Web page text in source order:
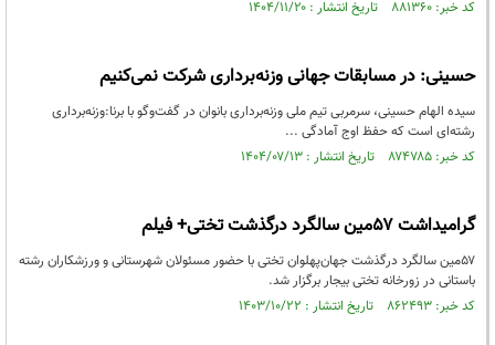
کد خبر: ۸۸۱۳۶۰ تاریخ انتشار : ۱۴۰۴/۱۱/۲۰
حسینی: در مسابقات جهانی وزنه‌برداری شرکت نمی‌کنیم
سیده الهام حسینی، سرمربی تیم ملی وزنه‌برداری بانوان در گفت‌وگو با برنا:وزنه‌برداری
رشته‌ای است که حفظ اوج آمادگی ...
کد خبر: ۸۷۴۷۸۵ تاریخ انتشار : ۱۴۰۴/۰۷/۱۳
گرامیداشت ۵۷مین سالگرد درگذشت تختی+ فیلم
۵۷مین سالگرد درگذشت جهان‌پهلوان تختی با حضور مسئولان شهرستانی و ورزشکاران رشته
باستانی در زورخانه تختی بیجار برگزار شد.
کد خبر: ۸۶۲۴۹۳ تاریخ انتشار : ۱۴۰۳/۱۰/۲۲